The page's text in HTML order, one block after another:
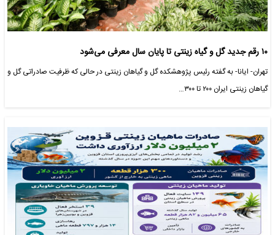
۱۰ رقم جدید گل و گیاه زینتی تا پایان سال معرفی می‌شود
تهران- ایانا- به گفته رئیس پژوهشکده گل و گیاهان زینتی در حالی که ظرفیت صادراتی گل و
گیاهان زینتی ایران ۲۰۰ تا ۳۰۰…